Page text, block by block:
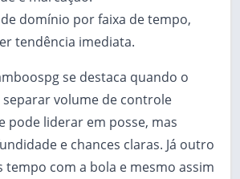
domínio por faixa de tempo,
tendência imediata.
se destaca quando o
volume de controle
pode liderar em posse, mas
e chances claras. Já outro
tempo com a bola e mesmo assim